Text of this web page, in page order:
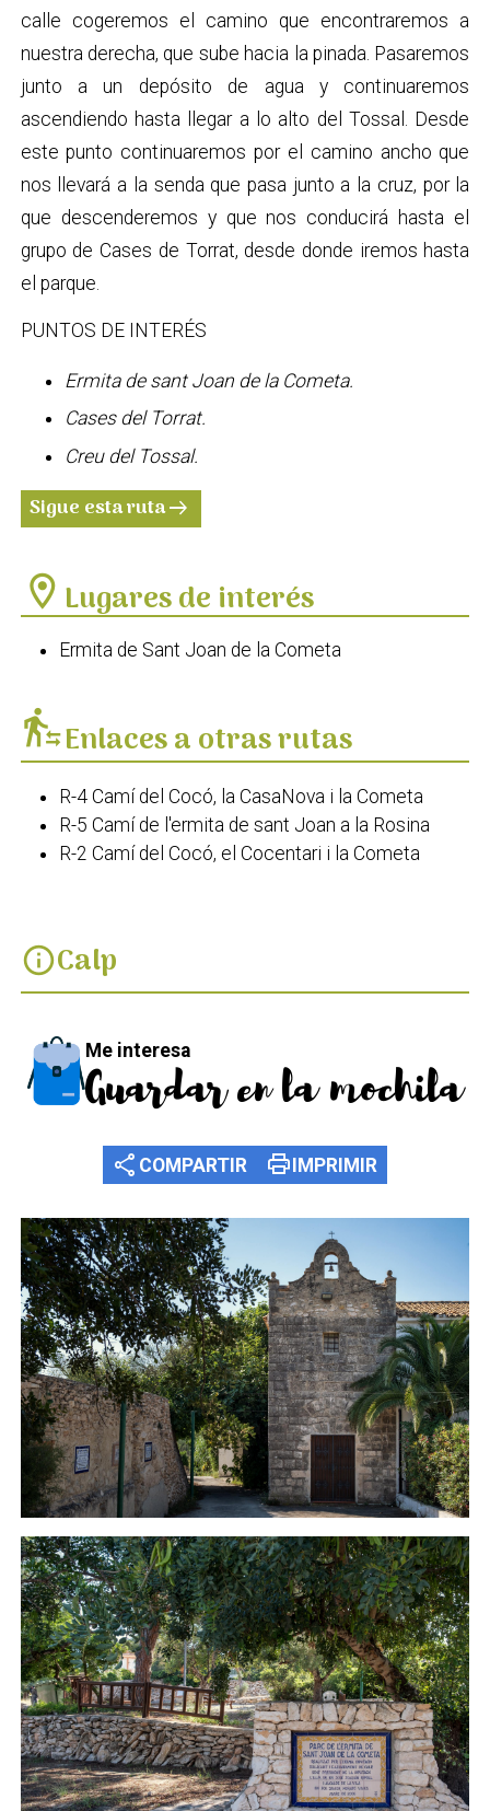
calle cogeremos el camino que encontraremos a
nuestra derecha, que sube hacia la pinada. Pasaremos
junto a un depósito de agua y continuaremos
ascendiendo hasta llegar a lo alto del Tossal. Desde
este punto continuaremos por el camino ancho que
nos llevará a la senda que pasa junto a la cruz, por la
que descenderemos y que nos conducirá hasta el
grupo de Cases de Torrat, desde donde iremos hasta
el parque.
PUNTOS DE INTERÉS
Ermita de sant Joan de la Cometa.
Cases del Torrat.
Creu del Tossal.
Sigue esta rutaarrow_right_alt
location_on Lugares de interés
Ermita de Sant Joan de la Cometa
transfer_within_a_stationEnlaces a otras rutas
R-4 Camí del Cocó, la CasaNova i la Cometa
R-5 Camí de l'ermita de sant Joan a la Rosina
R-2 Camí del Cocó, el Cocentari i la Cometa
infoCalp
Me interesa
Guardar en la mochila
share COMPARTIR printIMPRIMIR